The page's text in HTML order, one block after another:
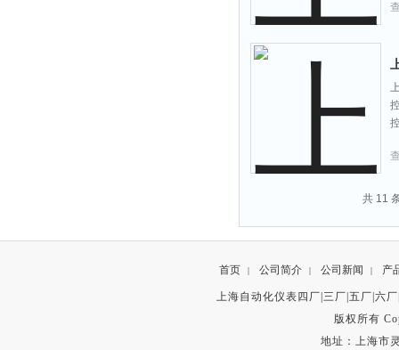
共 11
首页 | 公司简介 | 公司新闻 | 产
上海自动化仪表四厂|三厂|五厂|六
版权所有
地址：上海市